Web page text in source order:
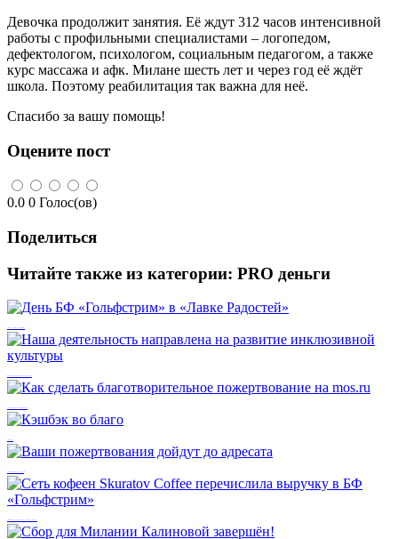
Девочка продолжит занятия. Её ждут 312 часов интенсивной
работы с профильными специалистами – логопедом,
дефектологом, психологом, социальным педагогом, а также
курс массажа и афк. Милане шесть лет и через год её ждёт
школа. Поэтому реабилитация так важна для неё.
Спасибо за вашу помощь!
Оцените пост
0.0 0 Голос(ов)
Поделиться
Читайте также из категории: PRO деньги